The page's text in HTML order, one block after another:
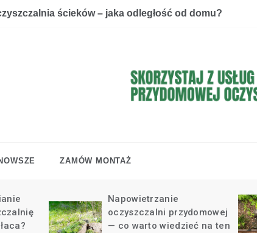
ścieków – jaka odległość od domu?
ZAMÓW MONTAŻ
Napowietrzanie
oczyszczalni przydomowej
— co warto wiedzieć na ten